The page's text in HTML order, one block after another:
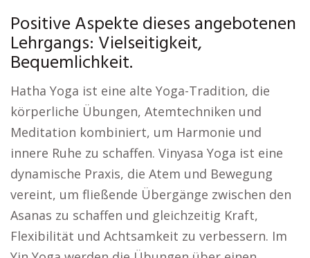
Positive Aspekte dieses angebotenen
Lehrgangs: Vielseitigkeit,
Bequemlichkeit.
Hatha Yoga ist eine alte Yoga-Tradition, die
körperliche Übungen, Atemtechniken und
Meditation kombiniert, um Harmonie und
innere Ruhe zu schaffen. Vinyasa Yoga ist eine
dynamische Praxis, die Atem und Bewegung
vereint, um fließende Übergänge zwischen den
Asanas zu schaffen und gleichzeitig Kraft,
Flexibilität und Achtsamkeit zu verbessern. Im